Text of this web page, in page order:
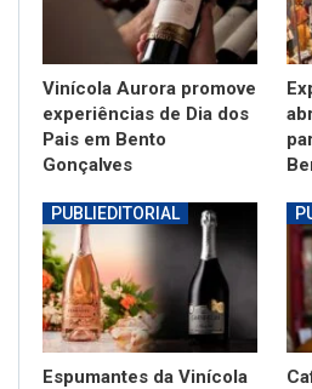
Vinícola Aurora promove
experiências de Dia dos
Pais em Bento
Gonçalves
PUBLIEDITORIAL
Espumantes da Vinícola